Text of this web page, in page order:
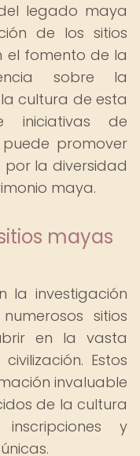
legado maya
de los sitios
el fomento de la
sobre la
cultura de esta
iniciativas de
promover
la diversidad
maya.
mayas
la investigación
sitios
en la vasta
Estos
invaluable
de la cultura
y